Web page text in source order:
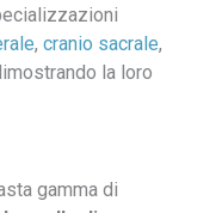
, cranio sacrale,
la loro
gamma di